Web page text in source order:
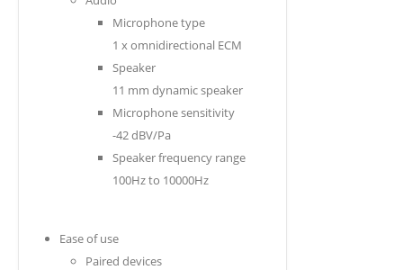
Microphone type
1 x omnidirectional ECM
Speaker
11 mm dynamic speaker
Microphone sensitivity
-42 dBV/Pa
Speaker frequency range
100Hz to 10000Hz
Ease of use
Paired devices